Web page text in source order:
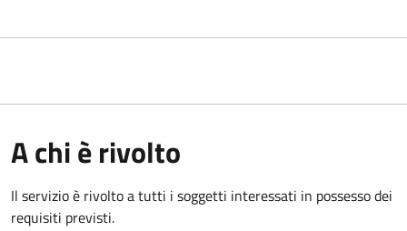
A chi è rivolto
Il servizio è rivolto a tutti i soggetti interessati in possesso dei
requisiti previsti.